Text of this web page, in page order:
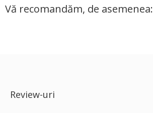
Vă recomandăm, de asemenea:
Review-uri